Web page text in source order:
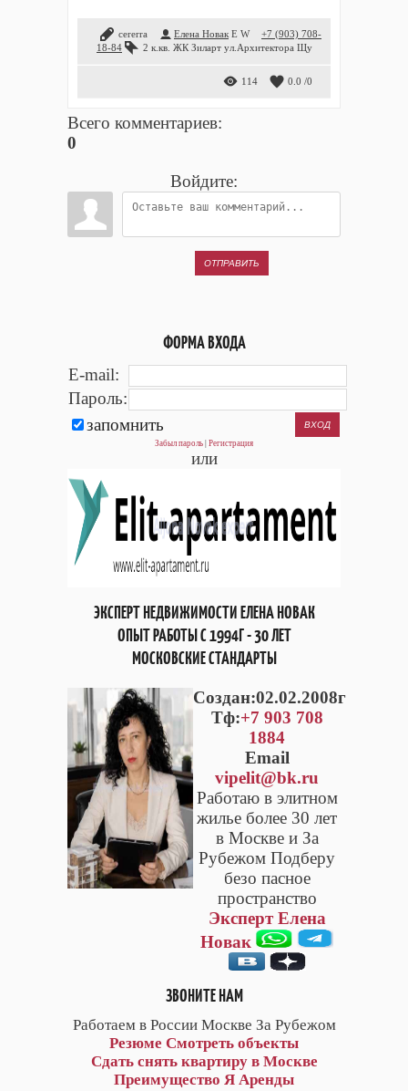
cererra Елена Новак E W
+7 (903) 708-
18-84
2 к.кв. ЖК Зиларт ул.Архитектора Щу
114 0.0 /0
Всего комментариев:
0
Войдите:
ОТПРАВИТЬ
ФОРМА ВХОДА
E-mail:
Пароль:
запомнить
Забыл пароль Регистрация
или
ЭКСПЕРТ НЕДВИЖИМОСТИ ЕЛЕНА НОВАК
ОПЫТ РАБОТЫ С 1994Г - 30 ЛЕТ
МОСКОВСКИЕ СТАНДАРТЫ
Cоздан:02.02.2008г
Тф:+7 903 708
1884
Email
vipelit@bk.ru
Работаю в элитном
жилье более 30 лет
в Москве и За
Рубежом Подберу
безо пасное
пространство
Эксперт Елена
Новак
ЗВОНИТЕ НАМ
Работаем в России Москве За Рубежом
Резюме Смотреть объекты
Сдать снять квартиру в Москве
Преимущество Я Аренды